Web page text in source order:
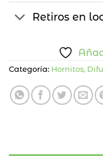
Retiros en
Categoría: Hornitos,